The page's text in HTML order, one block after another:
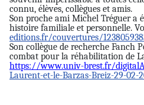
connu, élèves, collègues et amis.
Son proche ami Michel Tréguer a
histoire familiale et personnelle.
editions.fr/couvertures/
Son collègue de recherche Fanch
combat pour la réhabilitation de
https://www.univ-brest.fr/
Laurent-et-le-Barzas-Breiz-29-02-